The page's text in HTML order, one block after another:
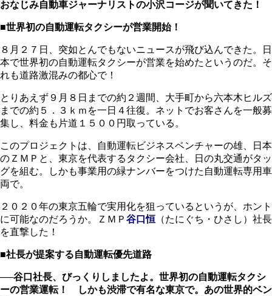
おなじみ自動車ジャーナリストの小沢コージが聞いてきた！
■世界初の自動運転タクシーが営業開始！
８月２７日、突如とんでもないニュースが飛び込んできた。日
本で世界初の自動運転タクシーが営業を始めたというのだ。そ
れも道路激混みの都心で！
とりあえず９月８日までの約２週間、大手町から六本木ヒルズ
までの約５．３ｋｍを一日４往復。ネットでお客さんを一般募
集し、料金も片道１５００円取っている。
このプロジェクトは、自動運転ビジネスベンチャーの雄、日本
のＺＭＰと、東京を代表するタクシー会社、日の丸交通がタッ
グを組む。しかも事業用の緑ナンバーをつけた自動運転専用車
両で。
２０２０年の東京五輪で実用化を狙っているというが、ホント
に可能なのだろうか。ＺＭＰ 谷口恒 （たにぐち・ひさし）社長
を直撃した！
■社長が提案する自動運転優先道路
──谷口社長、びっくりしましたよ。世界初の自動運転タクシ
ーの営業運転！ しかも渋滞で有名な東京で。あの世界的ベン